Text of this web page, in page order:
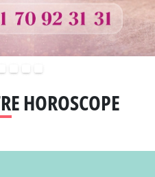
HOROSCOPE